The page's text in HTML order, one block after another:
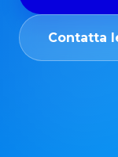
Contatta